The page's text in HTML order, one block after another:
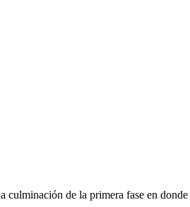
culminación de la primera fase en